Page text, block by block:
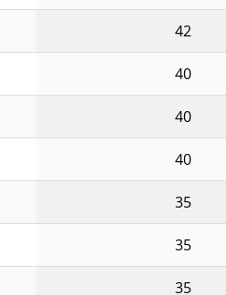
42
40
40
40
35
35
35